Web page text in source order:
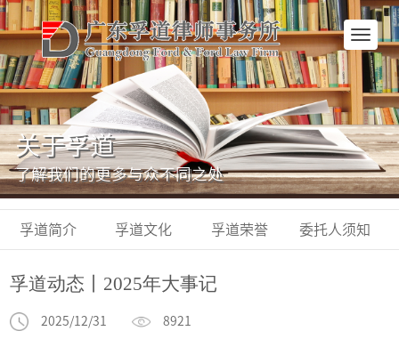
网
站
首
页
关于孚道
了解我们的更多与众不同之处
孚道简介 孚道文化 孚道荣誉 委托人须知
孚道动态丨2025年大事记
2025/12/31 8921